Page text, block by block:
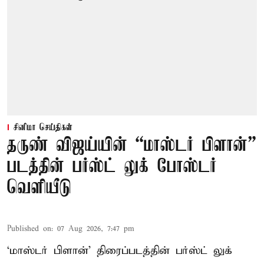
சினிமா செய்திகள்
தருண் விஜய்யின் “மாஸ்டர் பிளான்”
படத்தின் பர்ஸ்ட் லுக் போஸ்டர்
வெளியீடு
Published on: 07 Aug 2026, 7:47 pm
‘மாஸ்டர் பிளான்’ திரைப்படத்தின் பர்ஸ்ட் லுக்